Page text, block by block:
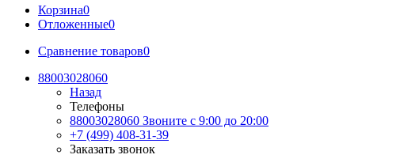
Корзина0
Отложенные0
Сравнение товаров0
88003028060
Назад
Телефоны
88003028060 Звоните с 9:00 до 20:00
+7 (499) 408-31-39
Заказать звонок